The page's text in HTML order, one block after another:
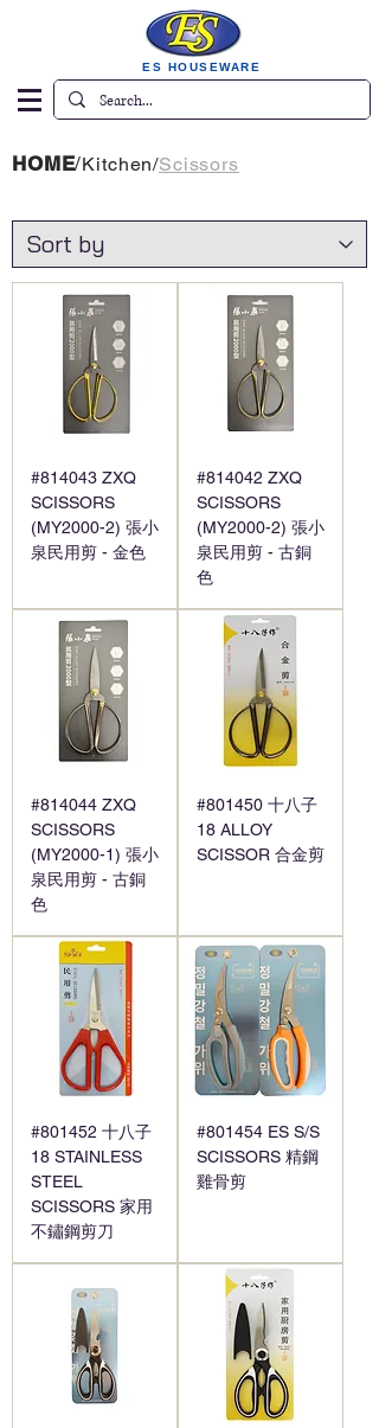
ES HOUSEWARE
HOME/Kitchen/Scissors
#814043 ZXQ
SCISSORS
(MY2000-2) 張小
泉民用剪 - 金色
#814042 ZXQ
SCISSORS
(MY2000-2) 張小
泉民用剪 - 古銅
色
#814044 ZXQ
SCISSORS
(MY2000-1) 張小
泉民用剪 - 古銅
色
#801450 十八子
18 ALLOY
SCISSOR 合金剪
#801452 十八子
18 STAINLESS
STEEL
SCISSORS 家用
不鏽鋼剪刀
#801454 ES S/S
SCISSORS 精鋼
雞骨剪